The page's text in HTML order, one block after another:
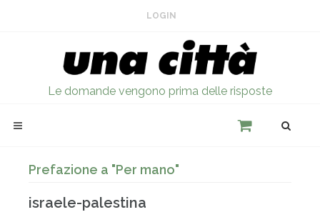
LOGIN
Le domande vengono prima delle risposte
Prefazione a "Per mano"
israele-palestina